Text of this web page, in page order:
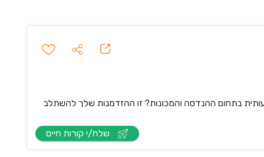
בתחום ההנדסה והמכונות? זו ההזדמנות שלך להשתלב